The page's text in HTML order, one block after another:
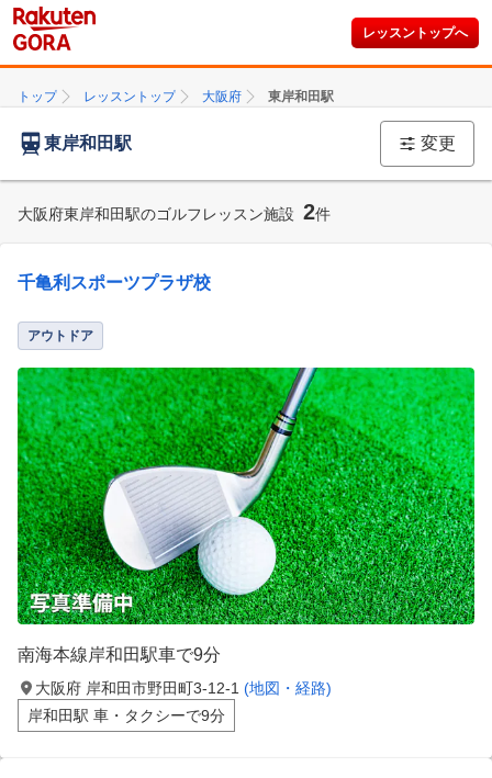
レッスントップへ
トップ レッスントップ 大阪府 東岸和田駅
東岸和田駅 変更
大阪府東岸和田駅のゴルフレッスン施設 2件
千亀利スポーツプラザ校
アウトドア
南海本線岸和田駅車で9分
大阪府 岸和田市野田町3-12-1 (地図・経路)
岸和田駅 車・タクシーで9分